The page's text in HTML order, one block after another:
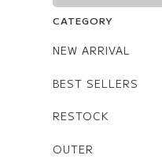
CATEGORY
NEW ARRIVAL
BEST SELLERS
RESTOCK
OUTER